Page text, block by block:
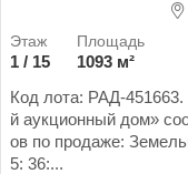
1 / 15
1093 м²
Код лота: РАД-451663.
й аукционный дом»
ов по продаже:
5: 36:...